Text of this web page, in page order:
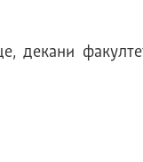
декани